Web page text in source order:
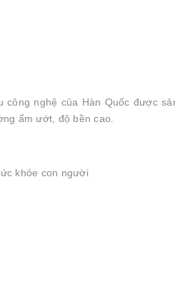
nghệ của Hàn Quốc được
ẩm ướt, độ bền cao.
khỏe con người